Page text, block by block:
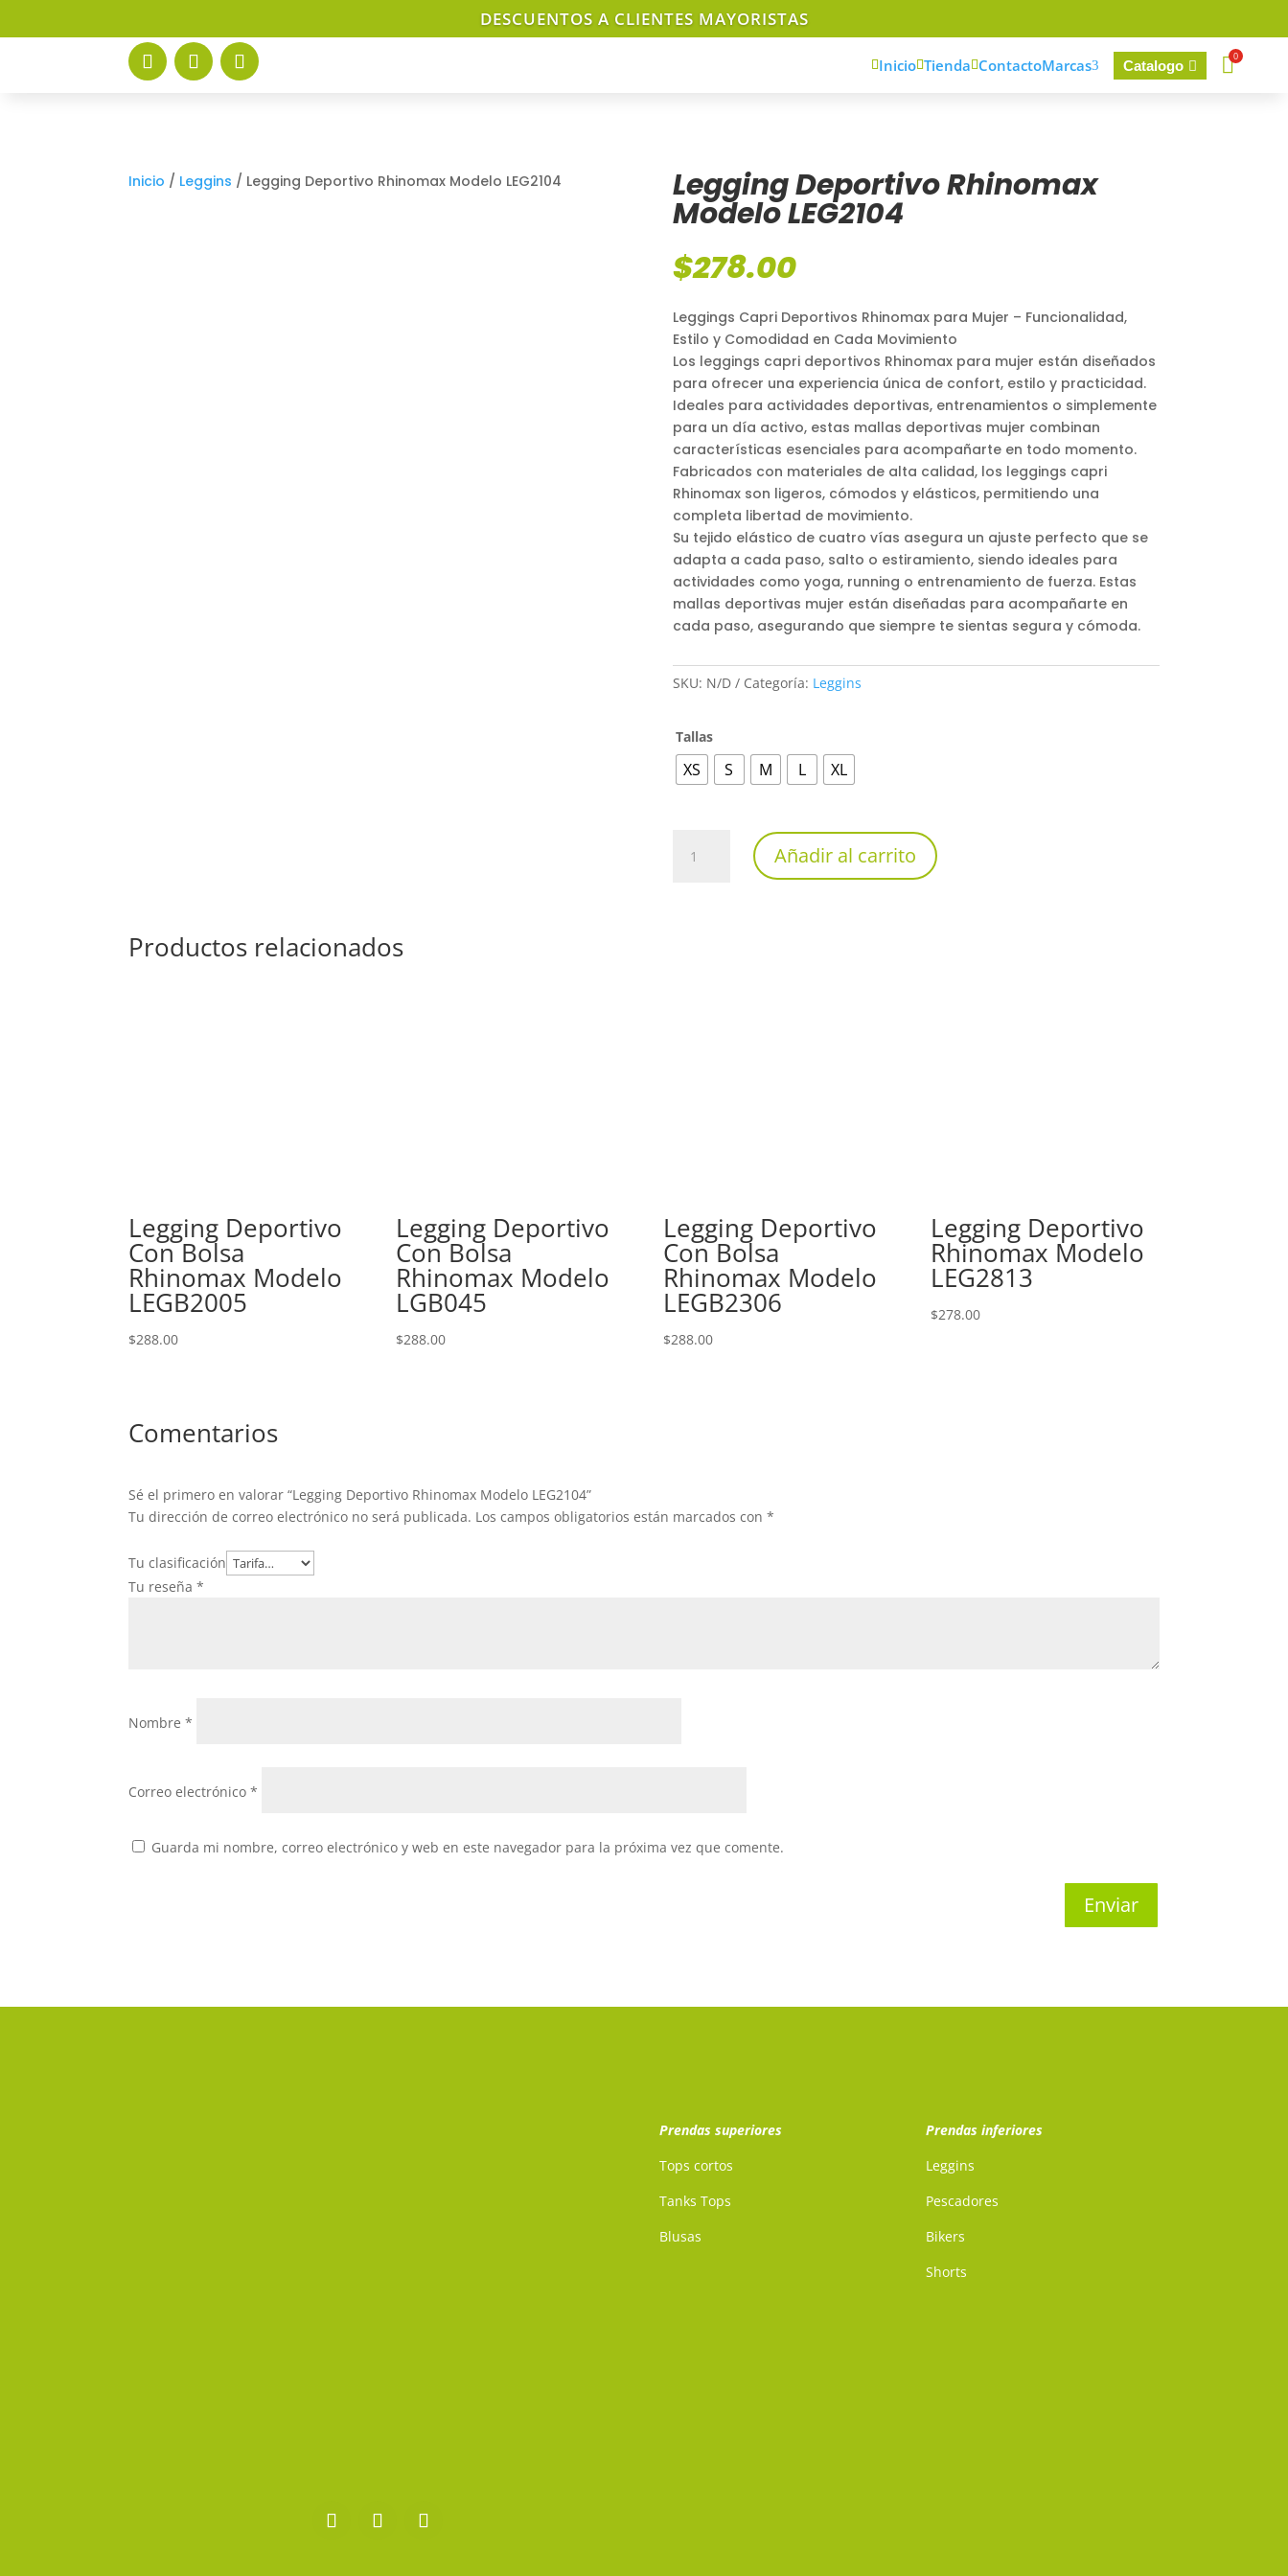
DESCUENTOS A CLIENTES MAYORISTAS
InicioTienda ContactoMarcas3 Catalogo  0
Inicio / Leggins / Legging Deportivo Rhinomax Modelo LEG2104 Legging Deportivo Rhinomax
Modelo LEG2104
$278.00
Leggings Capri Deportivos Rhinomax para Mujer – Funcionalidad,
Estilo y Comodidad en Cada Movimiento
Los leggings capri deportivos Rhinomax para mujer están diseñados
para ofrecer una experiencia única de confort, estilo y practicidad.
Ideales para actividades deportivas, entrenamientos o simplemente
para un día activo, estas mallas deportivas mujer combinan
características esenciales para acompañarte en todo momento.
Fabricados con materiales de alta calidad, los leggings capri
Rhinomax son ligeros, cómodos y elásticos, permitiendo una
completa libertad de movimiento.
Su tejido elástico de cuatro vías asegura un ajuste perfecto que se
adapta a cada paso, salto o estiramiento, siendo ideales para
actividades como yoga, running o entrenamiento de fuerza. Estas
mallas deportivas mujer están diseñadas para acompañarte en
cada paso, asegurando que siempre te sientas segura y cómoda.
SKU: N/D Categoría: Leggins
Tallas
XS S M L XL
Deportivo
Añadir al carrito
Productos relacionados
Legging Deportivo
Con Bolsa
Rhinomax Modelo
LEGB2005
$288.00
Legging Deportivo
Con Bolsa
Rhinomax Modelo
LGB045
$288.00
Legging Deportivo
Con Bolsa
Rhinomax Modelo
LEGB2306
$288.00
Legging Deportivo
Rhinomax Modelo
LEG2813
$278.00
Comentarios
Sé el primero en valorar “Legging Deportivo Rhinomax Modelo LEG2104”
Tu dirección de correo electrónico no será publicada. Los campos obligatorios están marcados con*
Tu clasificación
Tu reseña*
Nombre*
Correo electrónico*
Guarda mi nombre, correo electrónico y web en este navegador para la próxima vez que comente.
Enviar
Prendas superiores
Tops cortos
Tanks Tops
Blusas
Prendas inferiores
Leggins
Pescadores
Bikers
Shorts